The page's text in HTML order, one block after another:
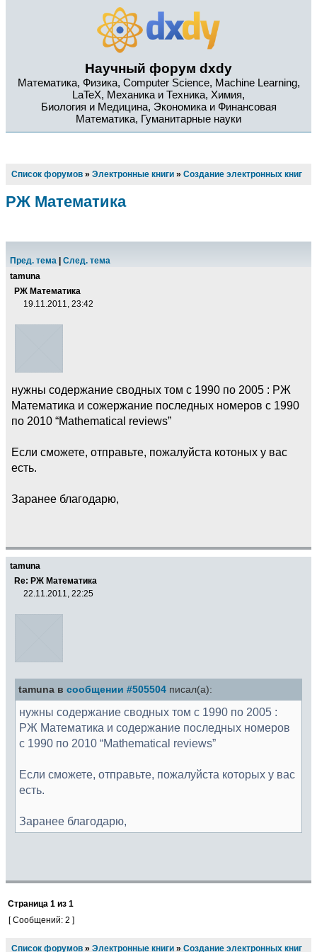
Научный форум dxdy
Математика, Физика, Computer Science, Machine Learning,
LaTeX, Механика и Техника, Химия,
Биология и Медицина, Экономика и Финансовая
Математика, Гуманитарные науки
Список форумов » Электронные книги » Создание электронных книг
РЖ Математика
Пред. тема
След. тема
tamuna
РЖ Математика
19.11.2011, 23:42
нужны содержание сводных том с 1990 по 2005 : РЖ
Математика и сожержание последных номеров с 1990
по 2010 “Mathematical reviews”
Если сможете, отправьте, пожалуйста котоных у вас
есть.
Заранее благодарю,
tamuna
Re: РЖ Математика
22.11.2011, 22:25
tamuna в сообщении #505504 писал(а):
нужны содержание сводных том с 1990 по 2005 :
РЖ Математика и содержание последных номеров
с 1990 по 2010 “Mathematical reviews”
Если сможете, отправьте, пожалуйста которых у вас
есть.
Заранее благодарю,
Страница 1 из 1
[ Сообщений: 2 ]
Список форумов » Электронные книги » Создание электронных книг